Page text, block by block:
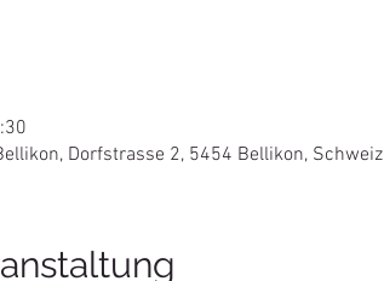
Dorfstrasse 2, 5454 Bellikon, Schweiz